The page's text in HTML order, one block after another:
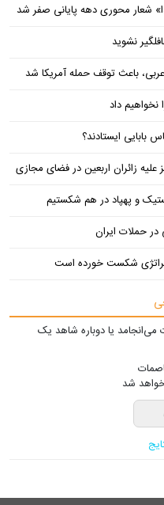
شعار محوری دهه پایانی صفر شد
نشوید
باعث توقف حمله آمریکا شد
داد
بابایی ایستادند؟
زائران اربعین در فضای مجازی
و پهپاد در هم شکستیم
شکست خورده است
می‌انجامد یا دوباره شاهد یک
شد